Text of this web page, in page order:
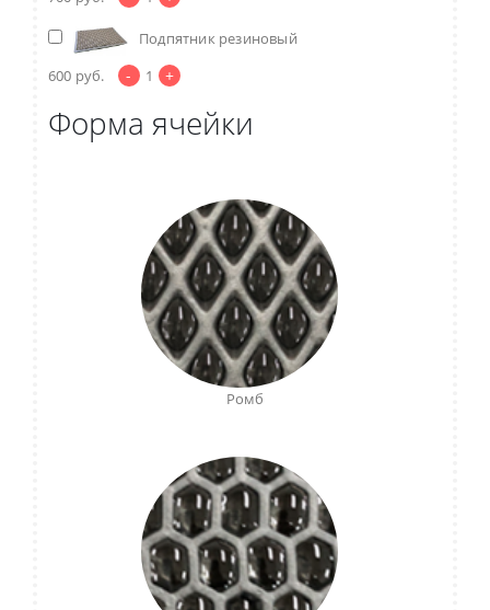
Подпятник резиновый
600 руб. - 1 +
Форма ячейки
Ромб